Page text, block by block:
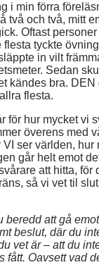
i min förra
två och två, mitt
Oftast
flesta tyckte
in vilt
Sedan
kändes bra. DEN
flesta.
för hur mycket vi
överens med
ser världen, hur
går helt emot
att hitta, för
så vi vet til
beredd att gå
beslut, där du
vet är – att du
fått. Oavsett vad